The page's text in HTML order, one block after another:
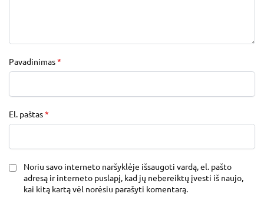
Pavadinimas*
El. paštas*
Noriu savo interneto naršyklėje išsaugoti vardą, el. pašto
adresą ir interneto puslapį, kad jų nebereiktų įvesti iš naujo,
kai kitą kartą vėl norėsiu parašyti komentarą.